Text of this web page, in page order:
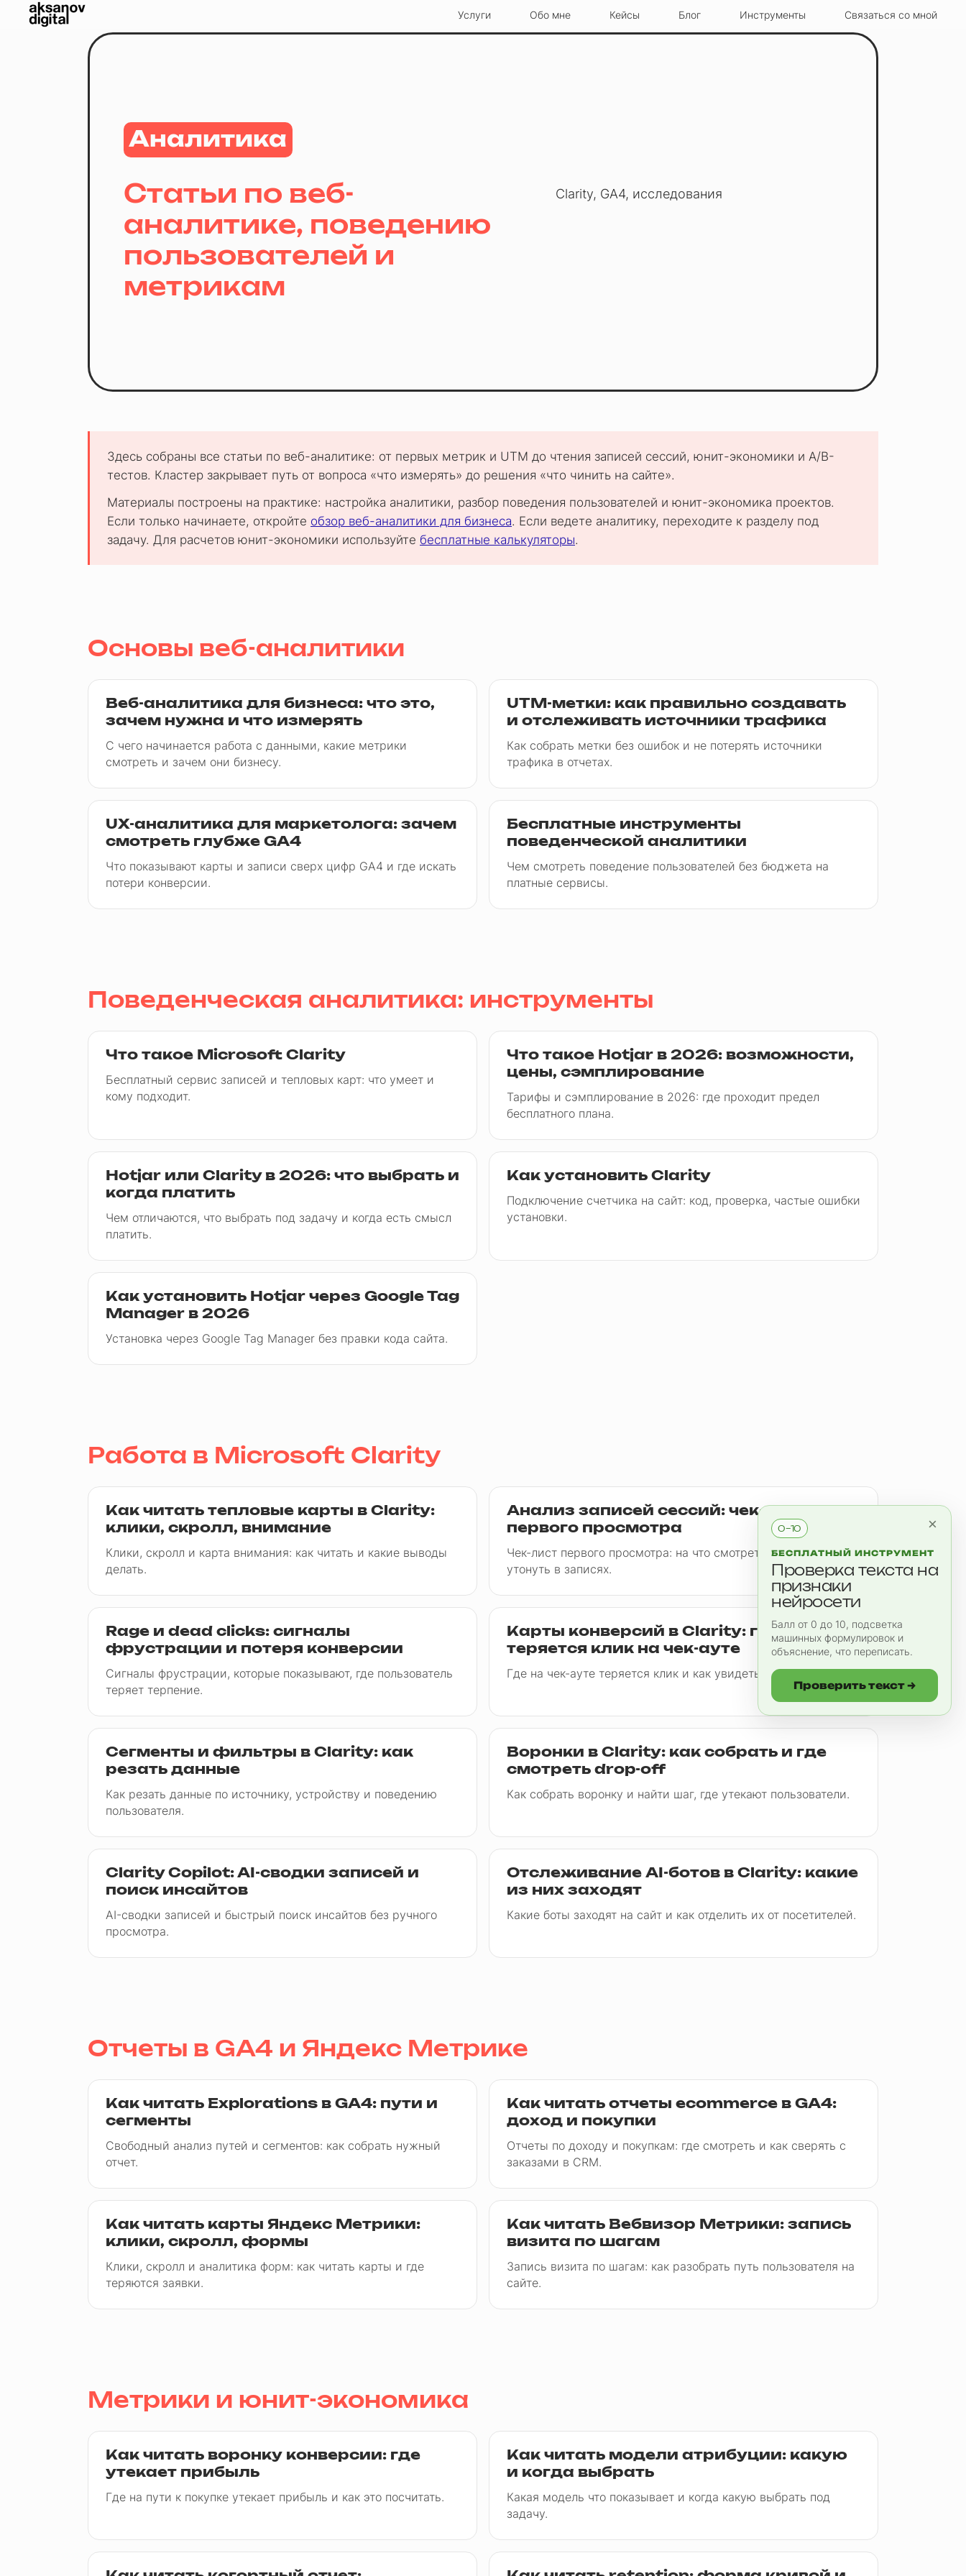
Услуги Обо мне Кейсы Блог Инструменты Связаться со мной
Статьи по веб-
аналитике, поведению
пользователей и
метрикам
Clarity, GA4, исследования
Аналитика
Здесь собраны все статьи по веб-аналитике: от первых метрик и UTM до чтения записей сессий, юнит-экономики и A/B-
тестов. Кластер закрывает путь от вопроса «что измерять» до решения «что чинить на сайте».
Материалы построены на практике: настройка аналитики, разбор поведения пользователей и юнит-экономика проектов.
Если только начинаете, откройте обзор веб-аналитики для бизнеса. Если ведете аналитику, переходите к разделу под
задачу. Для расчетов юнит-экономики используйте бесплатные калькуляторы.
Основы веб-аналитики
Веб-аналитика для бизнеса: что это,
зачем нужна и что измерять
С чего начинается работа с данными, какие метрики
смотреть и зачем они бизнесу.
UTM-метки: как правильно создавать
и отслеживать источники трафика
Как собрать метки без ошибок и не потерять источники
трафика в отчетах.
UX-аналитика для маркетолога: зачем
смотреть глубже GA4
Что показывают карты и записи сверх цифр GA4 и где искать
потери конверсии.
Бесплатные инструменты
поведенческой аналитики
Чем смотреть поведение пользователей без бюджета на
платные сервисы.
Поведенческая аналитика: инструменты
Что такое Microsoft Clarity
Бесплатный сервис записей и тепловых карт: что умеет и
кому подходит.
Что такое Hotjar в 2026: возможности,
цены, сэмплирование
Тарифы и сэмплирование в 2026: где проходит предел
бесплатного плана.
Hotjar или Clarity в 2026: что выбрать и
когда платить
Чем отличаются, что выбрать под задачу и когда есть смысл
платить.
Как установить Clarity
Подключение счетчика на сайт: код, проверка, частые ошибки
установки.
Как установить Hotjar через Google Tag
Manager в 2026
Установка через Google Tag Manager без правки кода сайта.
Работа в Microsoft Clarity
Как читать тепловые карты в Clarity:
клики, скролл, внимание
Клики, скролл и карта внимания: как читать и какие выводы
делать.
Анализ записей сессий: чек-лист
первого просмотра
Чек-лист первого просмотра: на что смотреть, чтобы не
утонуть в записях.
Rage и dead clicks: сигналы
фрустрации и потеря конверсии
Сигналы фрустрации, которые показывают, где пользователь
теряет терпение.
Карты конверсий в Clarity: где
теряется клик на чек-ауте
Где на чек-ауте теряется клик и как увидеть это в отчете.
Сегменты и фильтры в Clarity: как
резать данные
Как резать данные по источнику, устройству и поведению
пользователя.
Воронки в Clarity: как собрать и где
смотреть drop-off
Как собрать воронку и найти шаг, где утекают пользователи.
Clarity Copilot: AI-сводки записей и
поиск инсайтов
AI-сводки записей и быстрый поиск инсайтов без ручного
просмотра.
Отслеживание AI-ботов в Clarity: какие
из них заходят
Какие боты заходят на сайт и как отделить их от посетителей.
Отчеты в GA4 и Яндекс Метрике
Как читать Explorations в GA4: пути и
сегменты
Свободный анализ путей и сегментов: как собрать нужный
отчет.
Как читать отчеты ecommerce в GA4:
доход и покупки
Отчеты по доходу и покупкам: где смотреть и как сверять с
заказами в CRM.
Как читать карты Яндекс Метрики:
клики, скролл, формы
Клики, скролл и аналитика форм: как читать карты и где
теряются заявки.
Как читать Вебвизор Метрики: запись
визита по шагам
Запись визита по шагам: как разобрать путь пользователя на
сайте.
Метрики и юнит-экономика
Как читать воронку конверсии: где
утекает прибыль
Где на пути к покупке утекает прибыль и как это посчитать.
Как читать модели атрибуции: какую
и когда выбрать
Какая модель что показывает и когда какую выбрать под
задачу.
×
0–10
БЕСПЛАТНЫЙ ИНСТРУМЕНТ
Проверка текста на
признаки
нейросети
Балл от 0 до 10, подсветка
машинных формулировок и
объяснение, что переписать.
Проверить текст →